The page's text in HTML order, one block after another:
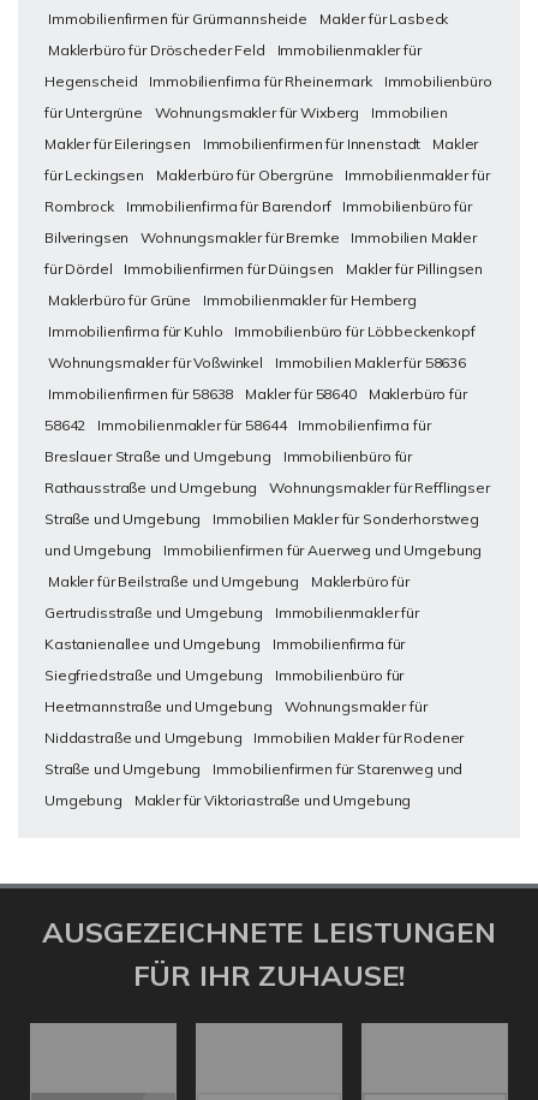
Immobilienfirmen für Grürmannsheide
Makler für Lasbeck
Maklerbüro für Dröscheder Feld
Immobilienmakler für
Hegenscheid
Immobilienfirma für Rheinermark
Immobilienbüro
für Untergrüne
Wohnungsmakler für Wixberg
Immobilien
Makler für Eileringsen
Immobilienfirmen für Innenstadt
Makler
für Leckingsen
Maklerbüro für Obergrüne
Immobilienmakler für
Rombrock
Immobilienfirma für Barendorf
Immobilienbüro für
Bilveringsen
Wohnungsmakler für Bremke
Immobilien Makler
für Dördel
Immobilienfirmen für Düingsen
Makler für Pillingsen
Maklerbüro für Grüne
Immobilienmakler für Hemberg
Immobilienfirma für Kuhlo
Immobilienbüro für Löbbeckenkopf
Wohnungsmakler für Voßwinkel
Immobilien Makler für 58636
Immobilienfirmen für 58638
Makler für 58640
Maklerbüro für
58642
Immobilienmakler für 58644
Immobilienfirma für
Breslauer Straße und Umgebung
Immobilienbüro für
Rathausstraße und Umgebung
Wohnungsmakler für Refflingser
Straße und Umgebung
Immobilien Makler für Sonderhorstweg
und Umgebung
Immobilienfirmen für Auerweg und Umgebung
Makler für Beilstraße und Umgebung
Maklerbüro für
Gertrudisstraße und Umgebung
Immobilienmakler für
Kastanienallee und Umgebung
Immobilienfirma für
Siegfriedstraße und Umgebung
Immobilienbüro für
Heetmannstraße und Umgebung
Wohnungsmakler für
Niddastraße und Umgebung
Immobilien Makler für Rodener
Straße und Umgebung
Immobilienfirmen für Starenweg und
Umgebung
Makler für Viktoriastraße und Umgebung
AUSGEZEICHNETE LEISTUNGEN
FÜR IHR ZUHAUSE!